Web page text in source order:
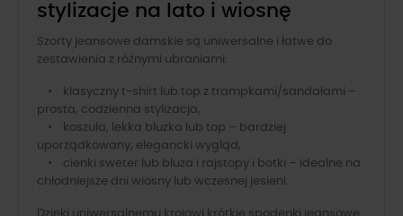
stylizacje na lato i wiosnę
Szorty jeansowe damskie są uniwersalne i łatwe do
zestawienia z różnymi ubraniami:
• klasyczny t-shirt lub top z trampkami/sandałami –
prosta, codzienna stylizacja,
• koszula, lekka bluzka lub top – bardziej
uporządkowany, elegancki wygląd,
• cienki sweter lub bluza i rajstopy i botki – idealne na
chłodniejsze dni wiosny lub wczesnej jesieni.